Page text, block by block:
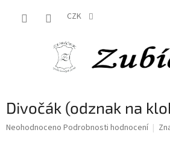
CZK
Divočák (odznak na
Průměrné
Neohodnoceno Podrobnosti hodnocení